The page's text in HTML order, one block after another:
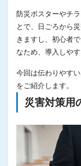
防災ポスターやチ
とで、日ごろから
きますし、初心者
なため、導入しや
今回は伝わりやす
をご紹介します。
災害対策用